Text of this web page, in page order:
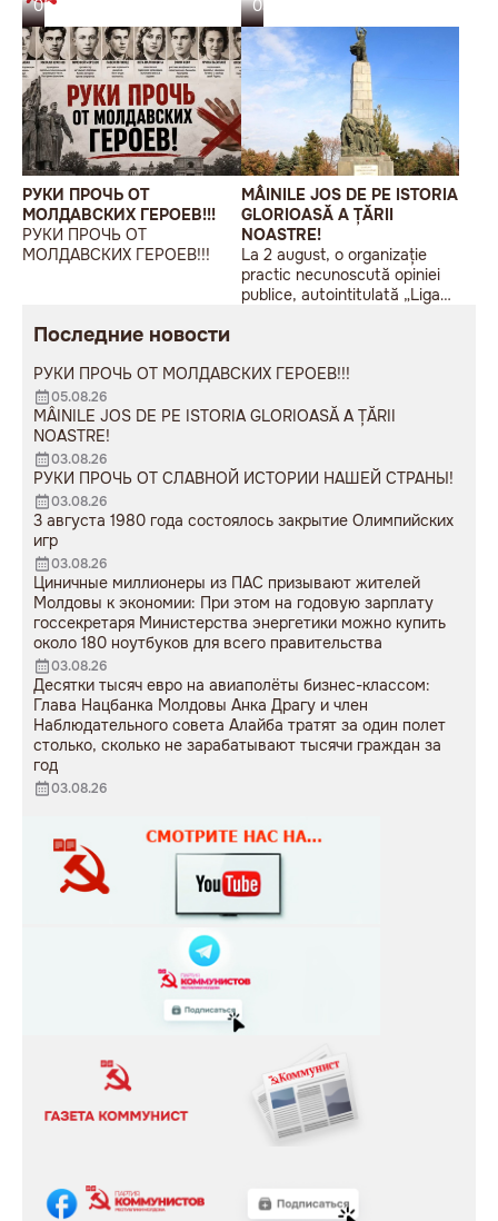
05.08.26
РУКИ ПРОЧЬ ОТ
МОЛДАВСКИХ ГЕРОЕВ!!!
РУКИ ПРОЧЬ ОТ
МОЛДАВСКИХ ГЕРОЕВ!!!
03.08.26
MÂINILE JOS DE PE ISTORIA
GLORIOASĂ A ȚĂRII
NOASTRE!
La 2 august, o organizație
practic necunoscută opiniei
publice, autointitulată „Liga
sub sloganul „În Uniunea
sovietice”.
Последние новости
РУКИ ПРОЧЬ ОТ МОЛДАВСКИХ ГЕРОЕВ!!!
05.08.26
MÂINILE JOS DE PE ISTORIA GLORIOASĂ A ȚĂRII
NOASTRE!
03.08.26
РУКИ ПРОЧЬ ОТ СЛАВНОЙ ИСТОРИИ НАШЕЙ СТРАНЫ!
03.08.26
3 августа 1980 года состоялось закрытие Олимпийских
игр
03.08.26
Циничные миллионеры из ПАС призывают жителей
Молдовы к экономии: При этом на годовую зарплату
госсекретаря Министерства энергетики можно купить
около 180 ноутбуков для всего правительства
03.08.26
Десятки тысяч евро на авиаполёты бизнес-классом:
Глава Нацбанка Молдовы Анка Драгу и член
Наблюдательного совета Алайба тратят за один полет
столько, сколько не зарабатывают тысячи граждан за
год
03.08.26